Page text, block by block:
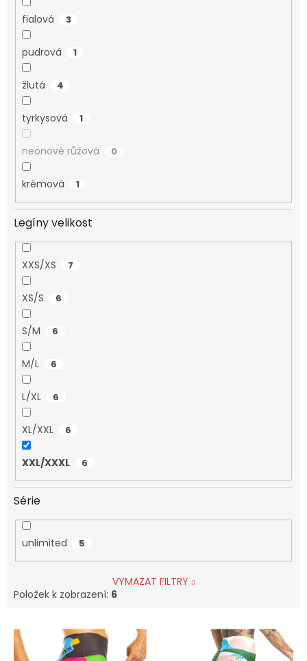
fialová 3
pudrová 1
žlutá 4
tyrkysová 1
neonově růžová 0
krémová 1
Legíny velikost
XXS/XS 7
XS/S 6
S/M 6
M/L 6
L/XL 6
XL/XXL 6
XXL/XXXL 6
Série
unlimited 5
VYMAZAT FILTRY
Položek k zobrazení: 6
V